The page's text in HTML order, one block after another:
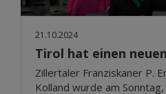
21.10.2024
Tirol hat einen
Zillertaler Franziskaner P.
Kolland wurde am